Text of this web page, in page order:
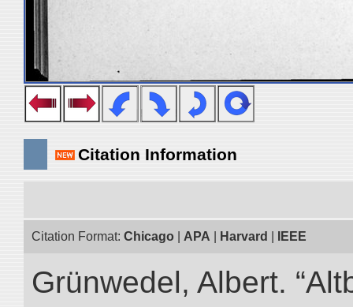
Citation Information
Citation Format: Chicago APA Harvard IEEE
Grünwedel, Albert.